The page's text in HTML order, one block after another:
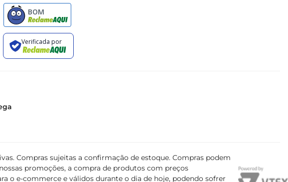
Compras sujeitas a confirmação de estoque. Compras podem
promoções, a compra de produtos com preços
o e-commerce e válidos durante o dia de hoje, podendo sofrer